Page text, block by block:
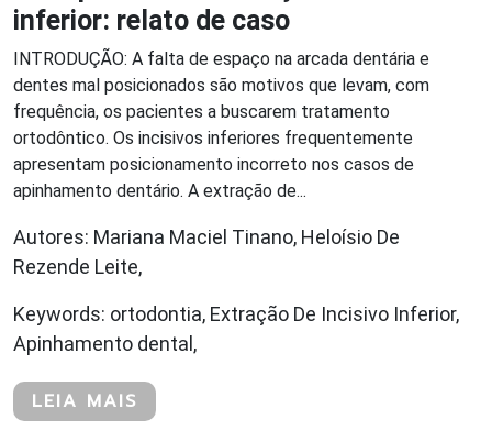
inferior: relato de caso
INTRODUÇÃO: A falta de espaço na arcada dentária e
dentes mal posicionados são motivos que levam, com
frequência, os pacientes a buscarem tratamento
ortodôntico. Os incisivos inferiores frequentemente
apresentam posicionamento incorreto nos casos de
apinhamento dentário. A extração de...
Autores: Mariana Maciel Tinano, Heloísio De
Rezende Leite,
Keywords: ortodontia, Extração De Incisivo Inferior,
Apinhamento dental,
LEIA MAIS